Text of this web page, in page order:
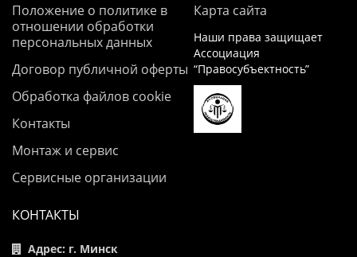
Положение о политике в
отношении обработки
персональных данных
Договор публичной оферты
Обработка файлов cookie
Контакты
Монтаж и сервис
Сервисные организации
Карта сайта
Наши права защищает
Ассоциация
“Правосубъектность”
КОНТАКТЫ
Адрес: г. Минск